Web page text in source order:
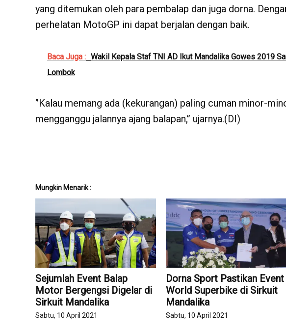
yang ditemukan oleh para pembalap dan juga dorna.
perhelatan MotoGP ini dapat berjalan dengan baik.
Baca Juga : Wakil Kepala Staf TNI AD Ikut Mandalika Gowes 2019
Lombok
‘’Kalau memang ada (kekurangan) paling cuman minor-
mengganggu jalannya ajang balapan,’’ ujarnya.(DI)
Mungkin Menarik :
Sejumlah Event Balap
Motor Bergengsi Digelar di
Sirkuit Mandalika
Sabtu, 10 April 2021
Dorna Sport Pastikan Event
World Superbike di Sirkuit
Mandalika
Sabtu, 10 April 2021